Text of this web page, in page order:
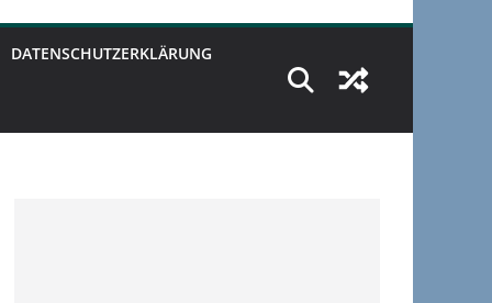
DATENSCHUTZERKLÄRUNG